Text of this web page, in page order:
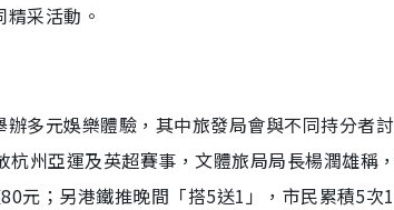
采活動。
多元娛樂體驗，其中旅發局會與不同持分者
州亞運及英超賽事，文體旅局局長楊潤雄稱
元；另港鐵推晚間「搭5送1」，市民累積5次